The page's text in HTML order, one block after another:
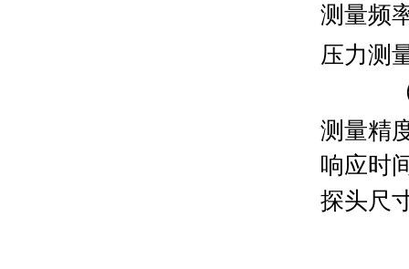
测量频
压力测
测量精
响应时
探头尺